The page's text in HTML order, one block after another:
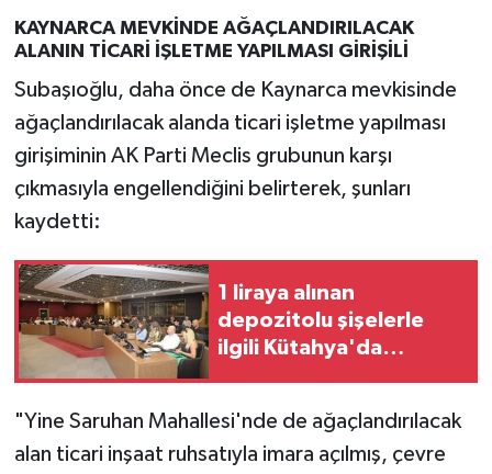
KAYNARCA MEVKİNDE AĞAÇLANDIRILACAK
ALANIN TİCARİ İŞLETME YAPILMASI GİRİŞİLİ
Subaşıoğlu, daha önce de Kaynarca mevkisinde
ağaçlandırılacak alanda ticari işletme yapılması
girişiminin AK Parti Meclis grubunun karşı
çıkmasıyla engellendiğini belirterek, şunları
kaydetti:
1 liraya alınan
depozitolu şişelerle
ilgili Kütahya'da
"Yine Saruhan Mahallesi'nde de ağaçlandırılacak
alan ticari inşaat ruhsatıyla imara açılmış, çevre